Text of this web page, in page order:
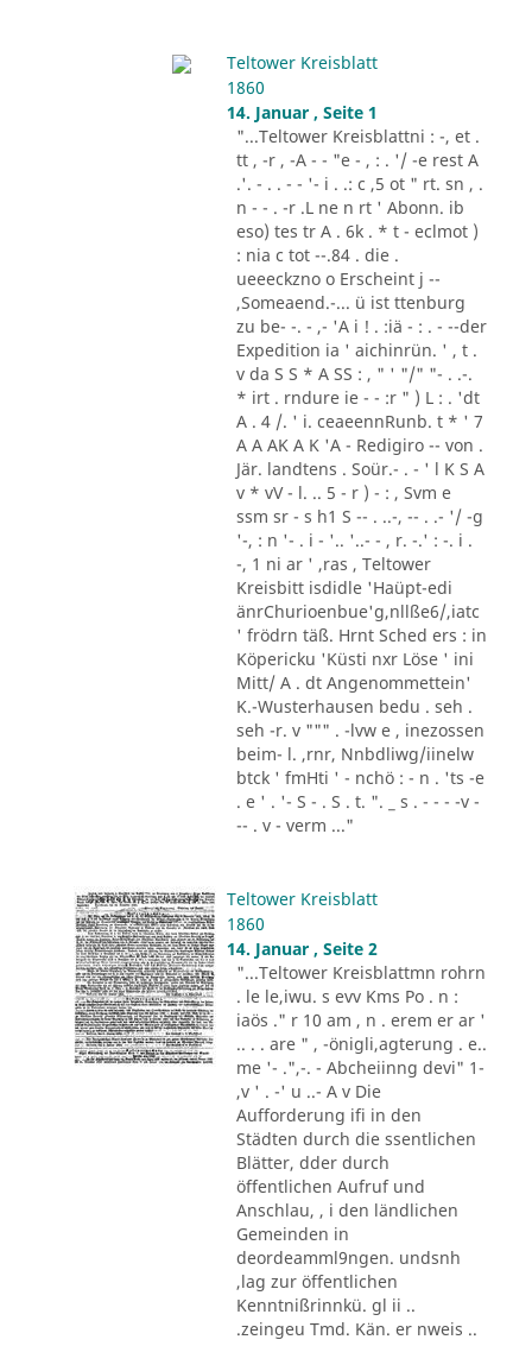
Teltower Kreisblatt
1860
14. Januar , Seite 1
"...Teltower Kreisblattni : -, et .
tt , -r , -A - - "e - , : . '/ -e rest A
.'. - . . - - '- i . .: c ,5 ot " rt. sn , .
n - - . -r .L ne n rt ' Abonn. ib
eso) tes tr A . 6k . * t - eclmot )
: nia c tot --.84 . die .
ueeeckzno o Erscheint j --
,Someaend.-... ü ist ttenburg
zu be- -. - ,- 'A i ! . :iä - : . - --der
Expedition ia ' aichinrün. ' , t .
v da S S * A SS : , " ' "/" "- . .-.
* irt . rndure ie - - :r " ) L : . 'dt
A . 4 /. ' i. ceaeennRunb. t * ' 7
A A AK A K 'A - Redigiro -- von .
Jär. landtens . Soür.- . - ' l K S A
v * vV - l. .. 5 - r ) - : , Svm e
ssm sr - s h1 S -- . ..-, -- . .- '/ -g
'-, : n '- . i - '.. '..- - , r. -.' : -. i .
-, 1 ni ar ' ,ras , Teltower
Kreisbitt isdidle 'Haüpt-edi
änrChurioenbue'g,nllße6/,iatc
' frödrn täß. Hrnt Sched ers : in
Köpericku 'Küsti nxr Löse ' ini
Mitt/ A . dt Angenommettein'
K.-Wusterhausen bedu . seh .
seh -r. v """ . -lvw e , inezossen
beim- l. ,rnr, Nnbdliwg/iinelw
btck ' fmHti ' - nchö : - n . 'ts -e
. e ' . '- S - . S . t. ". _ s . - - - -v -
-- . v - verm ..."
Teltower Kreisblatt
1860
14. Januar , Seite 2
"...Teltower Kreisblattmn rohrn
. le le,iwu. s evv Kms Po . n :
iaös ." r 10 am , n . erem er ar '
.. . . are " , -önigli,agterung . e..
me '- .",-. - Abcheiinng devi" 1-
,v ' . -' u ..- A v Die
Aufforderung ifi in den
Städten durch die ssentlichen
Blätter, dder durch
öffentlichen Aufruf und
Anschlau, , i den ländlichen
Gemeinden in
deordeamml9ngen. undsnh
,lag zur öffentlichen
Kenntnißrinnkü. gl ii ..
.zeingeu Tmd. Kän. er nweis ..